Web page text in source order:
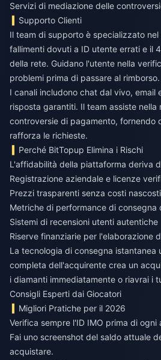
Servizi di mediazione delle
Supporto Clienti
Il team di supporto è specializzato nel
fallimenti dovuti a ID utente errati e il
della rete. Guidano l'utente nella
problemi prima di passare al rimborso.
I canali includono chat dal vivo, email
risposta garantiti. Il team assiste
controversie di pagamento, fornendo
rafforza le richieste.
Perché BitTopup Elimina i Rischi
L'affidabilità della piattaforma deriva
Registrazione aziendale e licenze
Prezzi trasparenti senza costi nascosti
Metriche di performance di consegna
Sistemi di recensioni utenti autentiche
Riserve finanziarie per l'elaborazione
La tecnologia di consegna istantanea
completa dell'acquirente crea un
i diamanti immediatamente o riavrai i
Consigli Esperti dai Giocatori
Migliori Pratiche per il 2026
Verifica sempre l'ID IMO prima di ogni
Fai uno screenshot del saldo attuale
acquistare.